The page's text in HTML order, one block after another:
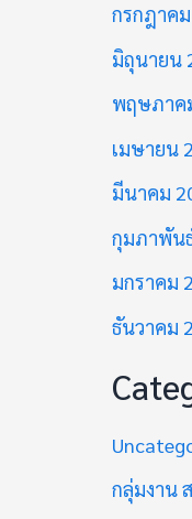
กรกฎาค
มิถุนายน
พฤษภาค
เมษายน
มีนาคม
กุมภาพัน
มกราคม
ธันวาคม
กลุ่มงาน